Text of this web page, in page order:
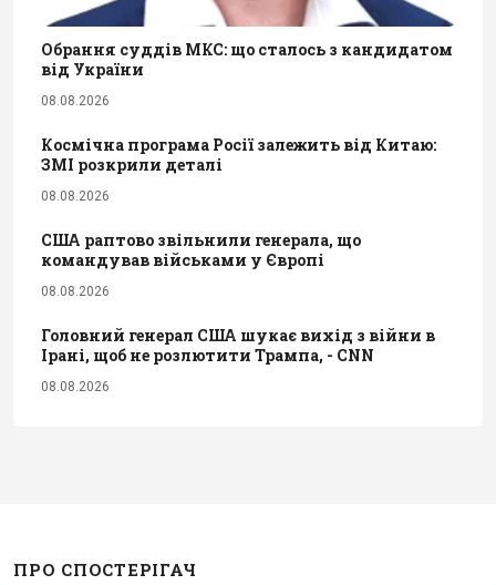
Обрання суддів МКС: що сталось з кандидатом
від України
08.08.2026
Космічна програма Росії залежить від Китаю:
ЗМІ розкрили деталі
08.08.2026
США раптово звільнили генерала, що
командував військами у Європі
08.08.2026
Головний генерал США шукає вихід з війни в
Ірані, щоб не розлютити Трампа, - CNN
08.08.2026
ПРО СПОСТЕРІГАЧ